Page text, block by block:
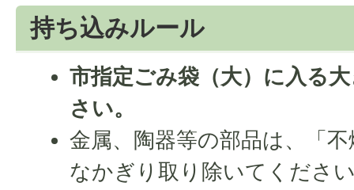
持ち込みルール
市指定ごみ袋（大）に入る
さい。
金属、陶器等の部品は、「
なかぎり取り除いてくださ